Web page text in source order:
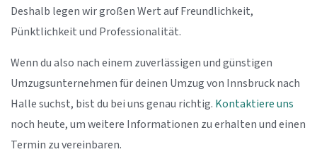
Deshalb legen wir großen Wert auf Freundlichkeit,
Pünktlichkeit und Professionalität.
Wenn du also nach einem zuverlässigen und günstigen
Umzugsunternehmen für deinen Umzug von Innsbruck nach
Halle suchst, bist du bei uns genau richtig. Kontaktiere uns
noch heute, um weitere Informationen zu erhalten und einen
Termin zu vereinbaren.